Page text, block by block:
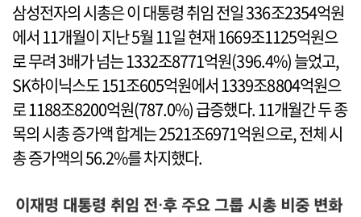
삼성전자의 시총은 이 대통령 취임 전일 336조2354억원
에서 11개월이 지난 5월 11일 현재 1669조1125억원으
로 무려 3배가 넘는 1332조8771억원(396.4%) 늘었고,
SK하이닉스도 151조605억원에서 1339조8804억원으
로 1188조8200억원(787.0%) 급증했다. 11개월간 두 종
목의 시총 증가액 합계는 2521조6971억원으로, 전체 시
총 증가액의 56.2%를 차지했다.